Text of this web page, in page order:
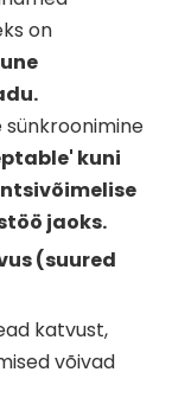
on
sünkroonimine
kuni
jaoks.
(suured
katvust,
võivad